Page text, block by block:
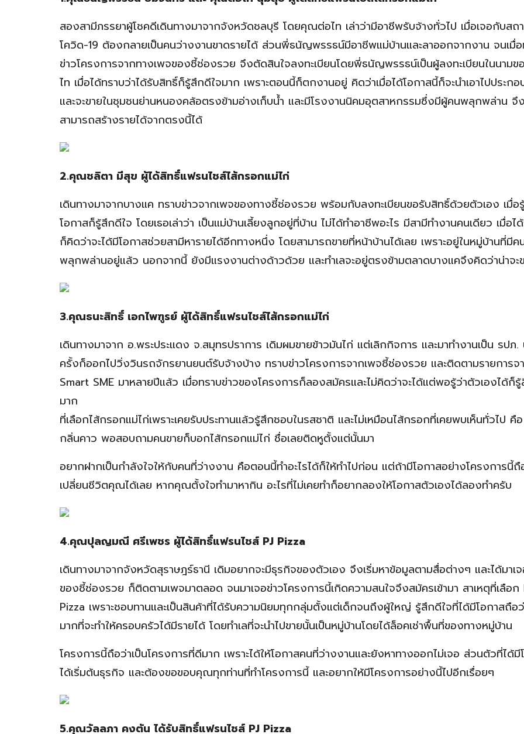
สองสามีภรรยาผู้โชคดีเดินทางมาจากจังหวัดชลบุรี โดยคุณต่อไท เล่าว่ามีอาชีพรับจ้างทั่วไป เมื่อเจอกับส
โควิด-19 ต้องกลายเป็นคนว่างงานขาดรายได้ ส่วนพี่ธนัญพรรธน์มีอาชีพแม่บ้านและลาออกจากงาน จนเมื่อ
ข่าวโครงการจากทางเพจของชี้ช่องรวย จึงตัดสินใจลงทะเบียนโดยพี่ธนัญพรรธน์เป็นผู้ลงทะเบียนในนาม
ไท เมื่อได้ทราบว่าได้รับสิทธิ์ก็รู้สึกดีใจมาก เพราะตอนนี้ก็ตกงานอยู่ คิดว่าเมื่อได้โอกาสนี้ก็จะนำเอาไปประก
และจะขายในชุมชนย่านหนองคล้อตรงข้ามอ่างเก็บน้ำ และมีโรงงานนิคมอุตสาหกรรมซึ่งมีผู้คนพลุกพล่าน จึ
สามารถสร้างรายได้จากตรงนี้ได้
2.คุณชลิตา มีสุข ผู้ได้สิทธิ์แฟรนไชส์ไส้กรอกแม่ไก่
เดินทางมาจากบางแค ทราบข่าวจากเพจของทางชี้ช่องรวย พร้อมกับลงทะเบียนขอรับสิทธิ์ด้วยตัวเอง เมื่อ
โอกาสก็รู้สึกดีใจ โดยเธอเล่าว่า เป็นแม่บ้านเลี้ยงลูกอยู่ที่บ้าน ไม่ได้ทำอาชีพอะไร มีสามีทำงานคนเดียว เมื่อไ
ก็คิดว่าจะได้มีโอกาสช่วยสามีหารายได้อีกทางหนึ่ง โดยสามารถขายที่หน้าบ้านได้เลย เพราะอยู่ในหมู่บ้านที่มีค
พลุกพล่านอยู่แล้ว นอกจากนี้ ยังมีแรงงานต่างด้าวด้วย และทำเลจะอยู่ตรงข้ามตลาดบางแคจึงคิดว่าน่าจะ
3.คุณธนะสิทธิ์ เอกไพฑูรย์ ผู้ได้สิทธิ์แฟรนไชส์ไส้กรอกแม่ไก่
เดินทางมาจาก อ.พระประแดง จ.สมุทรปราการ เดิมผมขายข้าวมันไก่ แต่เลิกกิจการ และมาทำงานเป็น รปภ.
ครั้งก็ออกไปวิ่งวินรถจักรยานยนต์รับจ้างบ้าง ทราบข่าวโครงการจากเพจชี้ช่องรวย และติดตามรายการจ
Smart SME มาหลายปีแล้ว เมื่อทราบข่าวของโครงการก็ลองสมัครและไม่คิดว่าจะได้แต่พอรู้ว่าตัวเองได้ก็
มาก
ที่เลือกไส้กรอกแม่ไก่เพราะเคยรับประทานแล้วรู้สึกชอบในรสชาติ และไม่เหมือนไส้กรอกที่เคยพบเห็นทั่วไป คื
กลิ่นคาว พอสอบถามคนขายก็บอกไส้กรอกแม่ไก่ ชื่อเลยติดหูตั้งแต่นั้นมา
อยากฝากเป็นกำลังใจให้กับคนที่ว่างงาน คือตอนนี้ทำอะไรได้ก็ให้ทำไปก่อน แต่ถ้ามีโอกาสอย่างโครงการนี้ถื
เปลี่ยนชีวิตคุณได้เลย หากคุณตั้งใจทำมาหากิน อะไรที่ไม่เคยทำก็อยากลองให้โอกาสตัวเองได้ลองทำครับ
4.คุณปุลญมณี ศรีเพชร ผู้ได้สิทธิ์แฟรนไชส์ PJ Pizza
เดินทางมาจากจังหวัดสุราษฎร์ธานี เดิมอยากจะมีธุรกิจของตัวเอง จึงเริ่มหาข้อมูลตามสื่อต่างๆ และได้มาเ
ของชี้ช่องรวย ก็ติดตามเพจมาตลอด จนมาเจอข่าวโครงการนี้เกิดความสนใจจึงสมัครเข้ามา สาเหตุที่เลือก
Pizza เพราะชอบทานและเป็นสินค้าที่ได้รับความนิยมทุกกลุ่มตั้งแต่เด็กจนถึงผู้ใหญ่ รู้สึกดีใจที่ได้มีโอกาสถือ
มากที่จะทำให้ครอบครัวได้มีรายได้ โดยทำเลที่จะนำไปขายนั้นเป็นหมู่บ้านโดยได้ล็อคเช่าพื้นที่ของทางหมู่บ้าน
โครงการนี้ถือว่าเป็นโครงการที่ดีมาก เพราะได้ให้โอกาสคนที่ว่างงานและยังหาทางออกไม่เจอ ส่วนตัวที่ได้มี
ได้เริ่มต้นธุรกิจ และต้องขอขอบคุณทุกท่านที่ทำโครงการนี้ และอยากให้มีโครงการอย่างนี้ไปอีกเรื่อยๆ
5.คุณวัลลภา คงตัน ได้รับสิทธิ์แฟรนไชส์ PJ Pizza